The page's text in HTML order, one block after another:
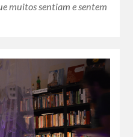
muitos sentiam e sentem